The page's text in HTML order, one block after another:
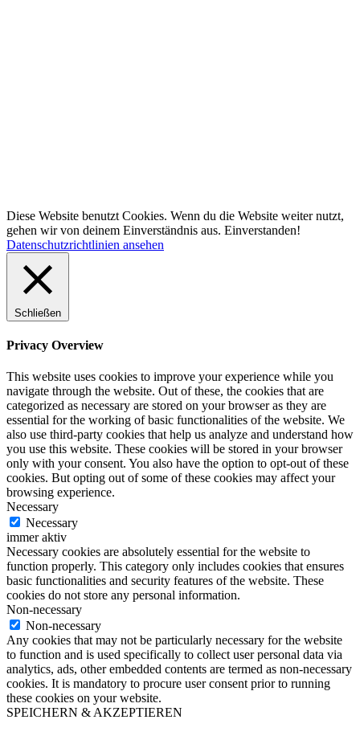
Diese Website benutzt Cookies. Wenn du die Website weiter nutzt,
gehen wir von deinem Einverständnis aus. Einverstanden!
Datenschutzrichtlinien ansehen
Schließen
Privacy Overview
This website uses cookies to improve your experience while you
navigate through the website. Out of these, the cookies that are
categorized as necessary are stored on your browser as they are
essential for the working of basic functionalities of the website. We
also use third-party cookies that help us analyze and understand how
you use this website. These cookies will be stored in your browser
only with your consent. You also have the option to opt-out of these
cookies. But opting out of some of these cookies may affect your
browsing experience.
Necessary
Necessary
immer aktiv
Necessary cookies are absolutely essential for the website to
function properly. This category only includes cookies that ensures
basic functionalities and security features of the website. These
cookies do not store any personal information.
Non-necessary
Non-necessary
Any cookies that may not be particularly necessary for the website
to function and is used specifically to collect user personal data via
analytics, ads, other embedded contents are termed as non-necessary
cookies. It is mandatory to procure user consent prior to running
these cookies on your website.
SPEICHERN & AKZEPTIEREN